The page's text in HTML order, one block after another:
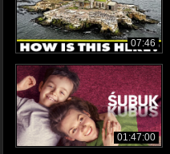
07:46
01:47:00